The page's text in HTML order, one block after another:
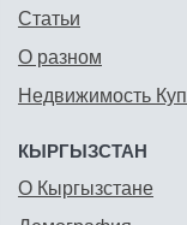
Статьи
О разном
Недвижимость
КЫРГЫЗСТАН
О Кыргызстане